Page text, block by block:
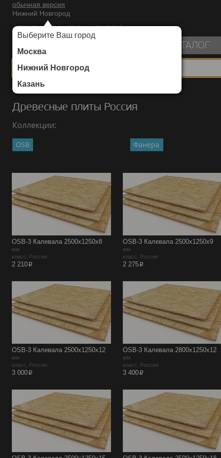
обычная версия
Нижний Новгород
Выберите Ваш город
Москва
Нижний Новгород
Казань
ИНТЕРНЕТ-МАГАЗИН НАПОЛЬНЫХ ПОКРЫТИЙ
КАТАЛОГ
Каталог
Древесные плиты Россия
Коллекции:
OSB Фанера
OSB-3 Калевала 2500х1250х8
мм
класс, Россия
2 210p
OSB-3 Калевала 2500х1250х9
мм
класс, Россия
2 275p
OSB-3 Калевала 2500х1250х12
мм
класс, Россия
3 000p
OSB-3 Калевала 2800х1250х12
мм
класс, Россия
3 400p